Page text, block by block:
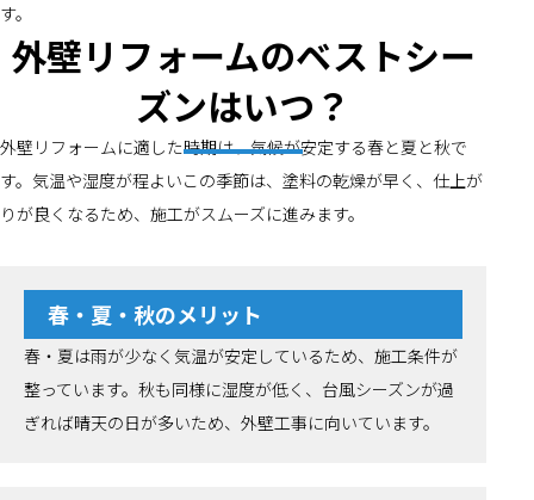
す。
外壁リフォームのベストシー
ズンはいつ？
外壁リフォームに適した時期は、気候が安定する春と夏と秋で
す。気温や湿度が程よいこの季節は、塗料の乾燥が早く、仕上が
りが良くなるため、施工がスムーズに進みます。
春・夏・秋のメリット
春・夏は雨が少なく気温が安定しているため、施工条件が
整っています。秋も同様に湿度が低く、台風シーズンが過
ぎれば晴天の日が多いため、外壁工事に向いています。